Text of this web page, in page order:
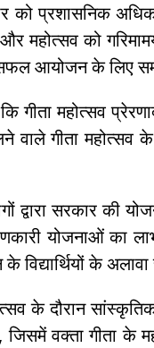
को प्रशासनिक
महोत्सव को
आयोजन के लिए
गीता महोत्सव
गीता महोत्सव के
द्वारा सरकार की
योजनाओं का
विद्यार्थियों के
के दौरान
जिसमें वक्ता गीता के